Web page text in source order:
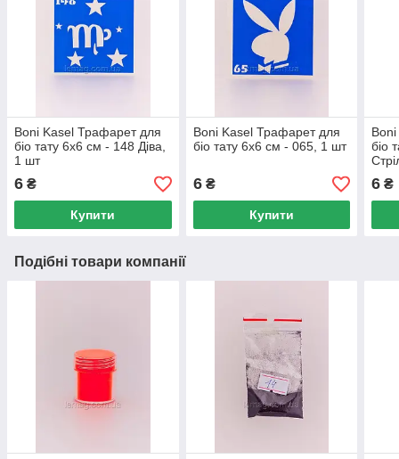
Boni Kasel Трафарет для
біо тату 6x6 см - 148 Діва,
1 шт
6 ₴
Купити
Boni Kasel Трафарет для
біо тату 6x6 см - 065, 1 шт
6₴
Купити
біо
6 ₴
Подібні товари компанії